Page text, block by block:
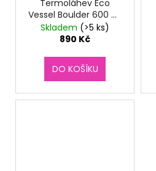
Termoláhev Eco
Vessel Boulder 600 ml
Summer Sun
Skladem (>5 ks)
890 Kč
DO KOŠÍKU